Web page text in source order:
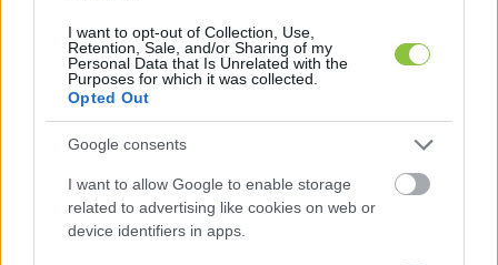
I want to opt-out of Collection, Use,
Retention, Sale, and/or Sharing of my
Personal Data that Is Unrelated with the
Purposes for which it was collected.
Opted Out
Google consents
I want to allow Google to enable storage
related to advertising like cookies on web or
device identifiers in apps.
Milyen következményekkel járhat,
száma?
Számos cégnek újra be kell szállnia a bérversenybe, azaz
olyan fizetést kell kínálnia, amennyiért hozzá, és nem